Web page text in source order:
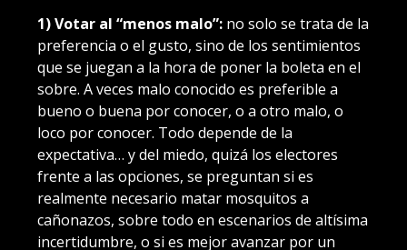
1) Votar al “menos malo”: no solo se trata de la
preferencia o el gusto, sino de los sentimientos
que se juegan a la hora de poner la boleta en el
sobre. A veces malo conocido es preferible a
bueno o buena por conocer, o a otro malo, o
loco por conocer. Todo depende de la
expectativa… y del miedo, quizá los electores
frente a las opciones, se preguntan si es
realmente necesario matar mosquitos a
cañonazos, sobre todo en escenarios de altísima
incertidumbre, o si es mejor avanzar por un